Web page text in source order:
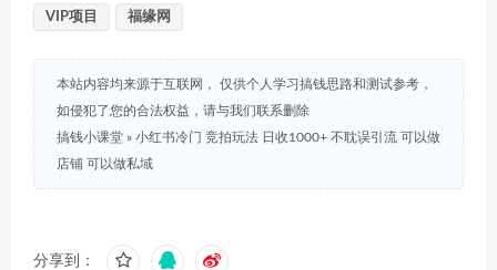
VIP项目 福缘网
本站内容均来源于互联网， 仅供个人学习搞钱思路和测试参考，
如侵犯了您的合法权益，请与我们联系删除
搞钱小课堂 » 小红书冷门 竞拍玩法 日收1000+ 不耽误引流 可以做
店铺 可以做私域
分享到：